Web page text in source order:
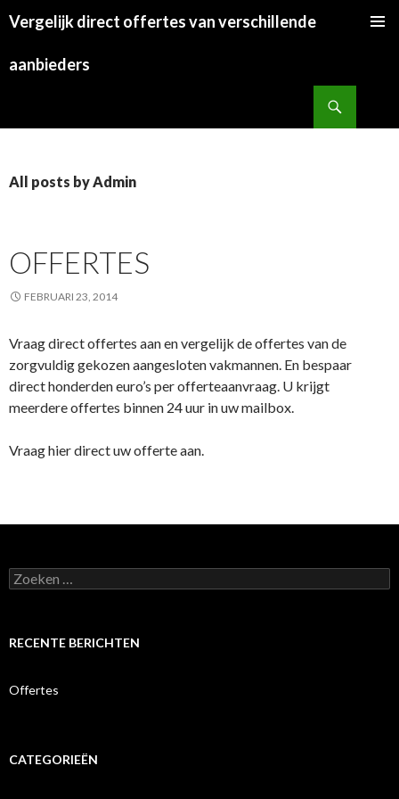
Vergelijk direct offertes van verschillende
aanbieders
CONTENT
All posts by Admin
OFFERTES
FEBRUARI 23, 2014
Vraag direct offertes aan en vergelijk de offertes van de
zorgvuldig gekozen aangesloten vakmannen. En bespaar
direct honderden euro’s per offerteaanvraag. U krijgt
meerdere offertes binnen 24 uur in uw mailbox.
Vraag hier direct uw offerte aan.
Zoeken
naar:
RECENTE BERICHTEN
Offertes
CATEGORIEËN